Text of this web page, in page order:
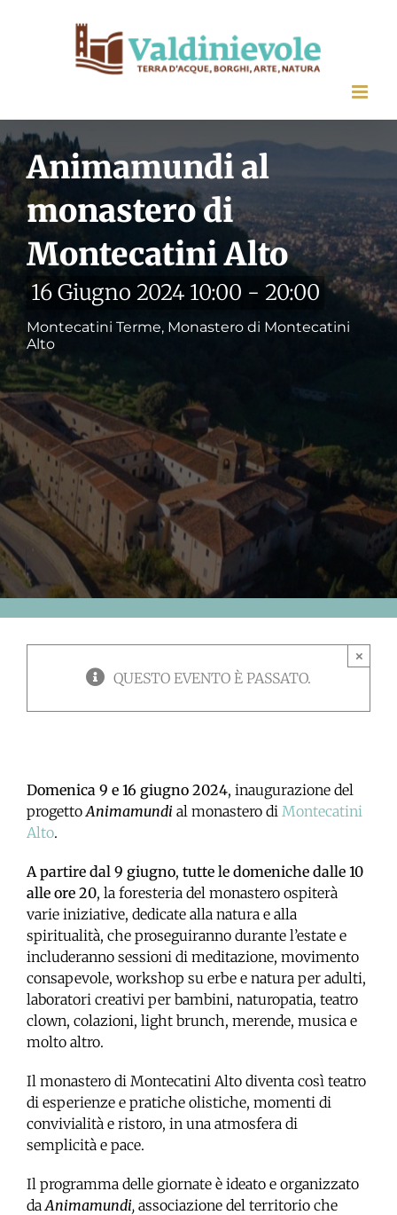
Animamundi al
monastero di
Montecatini Alto
16 Giugno 2024 10:00 - 20:00
Montecatini Terme, Monastero di Montecatini
Alto
QUESTO EVENTO È PASSATO.
×
Domenica 9 e 16 giugno 2024, inaugurazione del
progetto Animamundi al monastero di Montecatini
Alto.
A partire dal 9 giugno, tutte le domeniche dalle 10
alle ore 20, la foresteria del monastero ospiterà
varie iniziative, dedicate alla natura e alla
spiritualità, che proseguiranno durante l’estate e
includeranno sessioni di meditazione, movimento
consapevole, workshop su erbe e natura per adulti,
laboratori creativi per bambini, naturopatia, teatro
clown, colazioni, light brunch, merende, musica e
molto altro.
Il monastero di Montecatini Alto diventa così teatro
di esperienze e pratiche olistiche, momenti di
convivialità e ristoro, in una atmosfera di
semplicità e pace.
Il programma delle giornate è ideato e organizzato
da Animamundi, associazione del territorio che